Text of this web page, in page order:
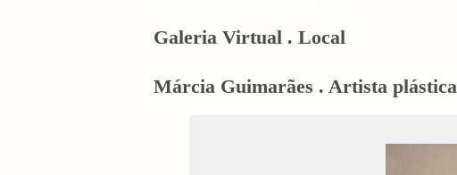
Galeria Virtual . Local
Márcia Guimarães . Artista plástica